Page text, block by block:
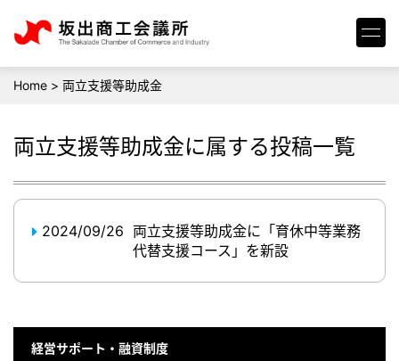
Home > 両立支援等助成金
両立支援等助成金に属する投稿一覧
2024/09/26 両立支援等助成金に「育休中等業務
代替支援コース」を新設
経営サポート・融資制度